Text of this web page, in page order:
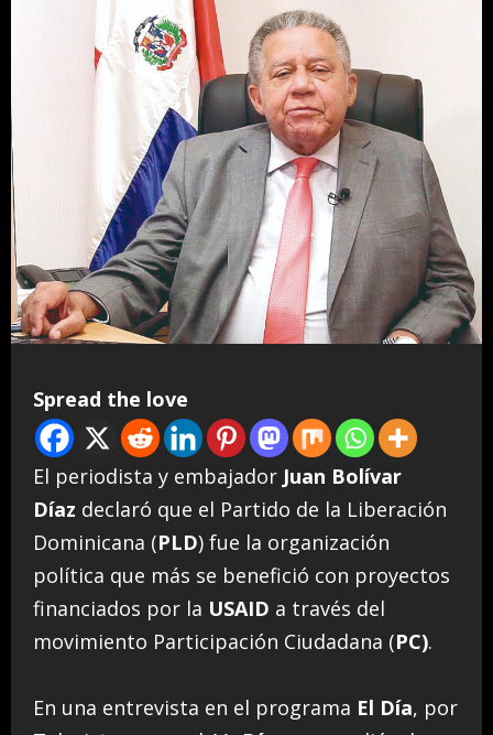
Spread the love
El periodista y embajador Juan Bolívar
Díaz declaró que el Partido de la Liberación
Dominicana (PLD) fue la organización
política que más se benefició con proyectos
financiados por la USAID a través del
movimiento Participación Ciudadana (PC).
En una entrevista en el programa El Día, por